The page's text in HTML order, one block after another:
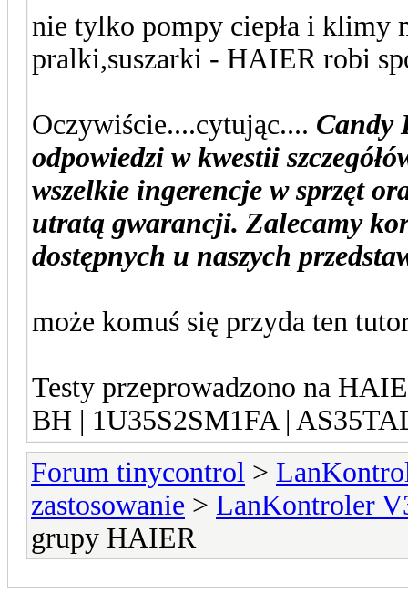
nie tylko pompy ciepła i klimy
pralki,suszarki - HAIER robi
Oczywiście....cytując.... Candy
odpowiedzi w kwestii
wszelkie ingerencje w sprzęt
utratą gwarancji. Zalecamy
dostępnych u naszych
może komuś się przyda ten
Testy przeprowadzono na
BH | 1U35S2SM1FA |
Forum tinycontrol >
zastosowanie > LanKontroler
grupy HAIER